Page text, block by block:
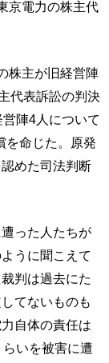
京電力の株主代
株主が旧経営陣
代表訴訟の判決
陣4人について
を命じた。原発
めた司法判断
った人たちが
うに聞こえて
判は過去にた
てないものも
自体の責任は
いを被害に遭